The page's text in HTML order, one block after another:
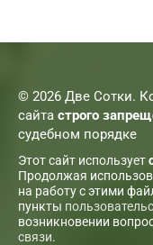
© 2026 Две Сотки.
сайта строго
судебном порядке
Этот сайт использует
Продолжая
на работу с этими
пункты
возникновении
связи.